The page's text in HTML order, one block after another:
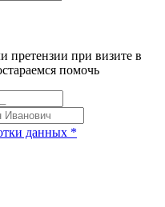
претензии при визите в
помочь
данных *